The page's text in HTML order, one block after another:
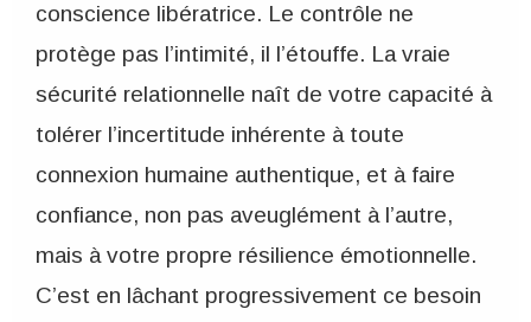
conscience libératrice. Le contrôle ne
protège pas l’intimité, il l’étouffe. La vraie
sécurité relationnelle naît de votre capacité à
tolérer l’incertitude inhérente à toute
connexion humaine authentique, et à faire
confiance, non pas aveuglément à l’autre,
mais à votre propre résilience émotionnelle.
C’est en lâchant progressivement ce besoin